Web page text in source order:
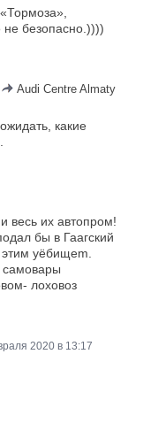
не безопасно.))))
Audi Centre Almaty
какие
весь их автопром!
бы в Гаагский
уёбищem.
самовары
лоховоз
2020 в 13:17